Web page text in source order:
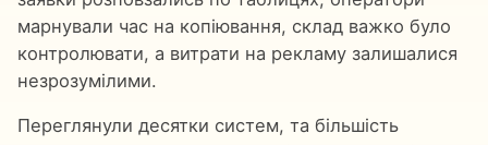
марнували час на копіювання, склад важко було
контролювати, а витрати на рекламу залишалися
незрозумілими.
Переглянули десятки систем, та більшість